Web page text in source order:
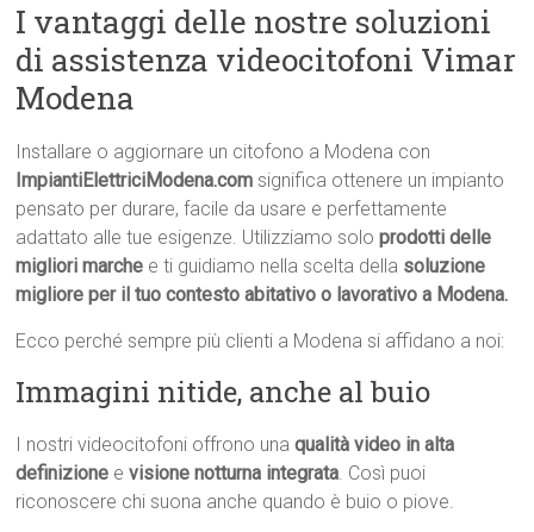
I vantaggi delle nostre soluzioni
di assistenza videocitofoni Vimar
Modena
Installare o aggiornare un citofono a Modena con
ImpiantiElettriciModena.com significa ottenere un impianto
pensato per durare, facile da usare e perfettamente
adattato alle tue esigenze. Utilizziamo soloprodotti delle
migliori marche e ti guidiamo nella scelta della soluzione
migliore per il tuo contesto abitativo o lavorativo a Modena.
Ecco perché sempre più clienti a Modena si affidano a noi:
Immagini nitide, anche al buio
I nostri videocitofoni offrono unaqualità video in alta
definizione evisione notturna integrata. Così puoi
riconoscere chi suona anche quando è buio o piove.